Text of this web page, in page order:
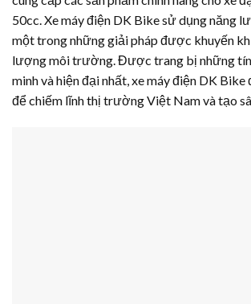
50cc. Xe máy điện DK Bike sử dụng năng
một trong những giải pháp được khuyến
lượng môi trường. Được trang bị những
minh và hiện đại nhất, xe máy điện DK
để chiếm lĩnh thị trường Việt Nam và tạo